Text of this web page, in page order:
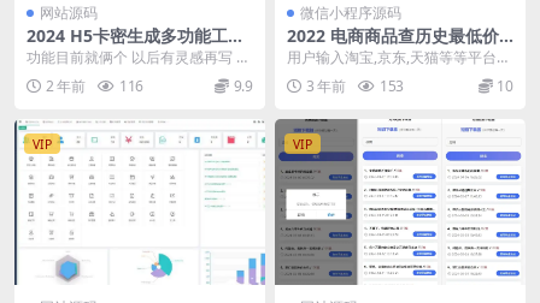
网站源码
2024 H5卡密生成多功能工具
箱php源码
功能目前就俩个 以后有灵感再写 卡
密生成：你的域名/keysc.php 卡密
查看...2 年前 116 9.9
微信小程序源码
2022 电商商品查历史最低价
微信小程序源码 附流量主
用户输入淘宝,京东,天猫等等平台商
品链接查询优惠卷和历史价格 这样
在618,双十...
3 年前 153 10
VIP VIP